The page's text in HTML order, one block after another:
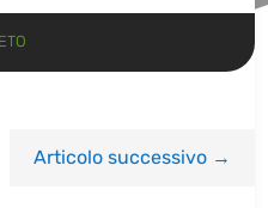
Articolo successivo→